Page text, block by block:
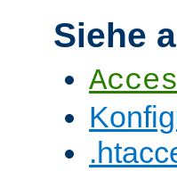
Siehe